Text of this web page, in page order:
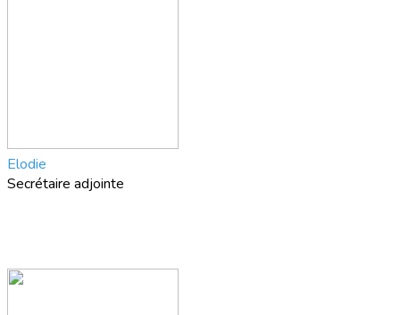
Elodie
Secrétaire adjointe